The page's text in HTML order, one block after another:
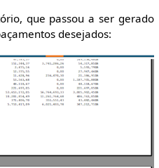
que passou a ser gerado
desejados: